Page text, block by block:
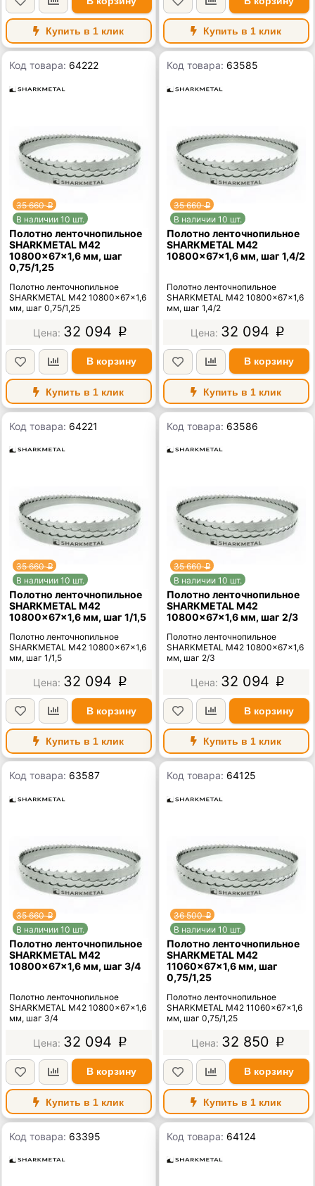
Купить в 1 клик Купить в 1 клик
Код товара: 64222
35 660p
В наличии 10 шт.
Полотно ленточнопильное
SHARKMETAL M42
10800×67×1,6 мм, шаг
0,75/1,25
Полотно ленточнопильное
SHARKMETAL M42 10800×67×1,6
мм, шаг 0,75/1,25
32 094 p
В корзину
Купить в 1 клик
Код товара: 63585
35 660p
В наличии 10 шт.
Полотно ленточнопильное
SHARKMETAL M42
10800×67×1,6 мм, шаг 1,4/2
Полотно ленточнопильное
SHARKMETAL M42 10800×67×1,6
мм, шаг 1,4/2
32 094 p
В корзину
Купить в 1 клик
Код товара: 64221
35 660p
В наличии 10 шт.
Полотно ленточнопильное
SHARKMETAL M42
10800×67×1,6 мм, шаг 1/1,5
Полотно ленточнопильное
SHARKMETAL M42 10800×67×1,6
мм, шаг 1/1,5
32 094 p
В корзину
Купить в 1 клик
Код товара: 63586
35 660p
В наличии 10 шт.
Полотно ленточнопильное
SHARKMETAL M42
10800×67×1,6 мм, шаг 2/3
Полотно ленточнопильное
SHARKMETAL M42 10800×67×1,6
мм, шаг 2/3
32 094 p
В корзину
Купить в 1 клик
Код товара: 63587
35 660p
В наличии 10 шт.
Полотно ленточнопильное
SHARKMETAL M42
10800×67×1,6 мм, шаг 3/4
Полотно ленточнопильное
SHARKMETAL M42 10800×67×1,6
мм, шаг 3/4
32 094 p
В корзину
Купить в 1 клик
Код товара: 64125
36 500p
В наличии 10 шт.
Полотно ленточнопильное
SHARKMETAL M42
11060×67×1,6 мм, шаг
0,75/1,25
Полотно ленточнопильное
SHARKMETAL M42 11060×67×1,6
мм, шаг 0,75/1,25
32 850 p
В корзину
Купить в 1 клик
Код товара: 63395 Код товара: 64124